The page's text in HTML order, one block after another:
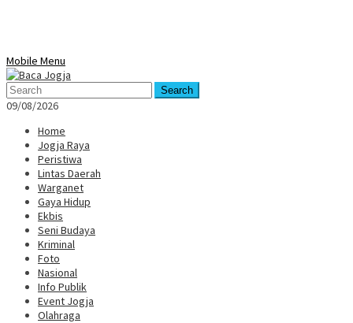
Mobile Menu
Search
09/08/2026
Home
Jogja Raya
Peristiwa
Lintas Daerah
Warganet
Gaya Hidup
Ekbis
Seni Budaya
Kriminal
Foto
Nasional
Info Publik
Event Jogja
Olahraga